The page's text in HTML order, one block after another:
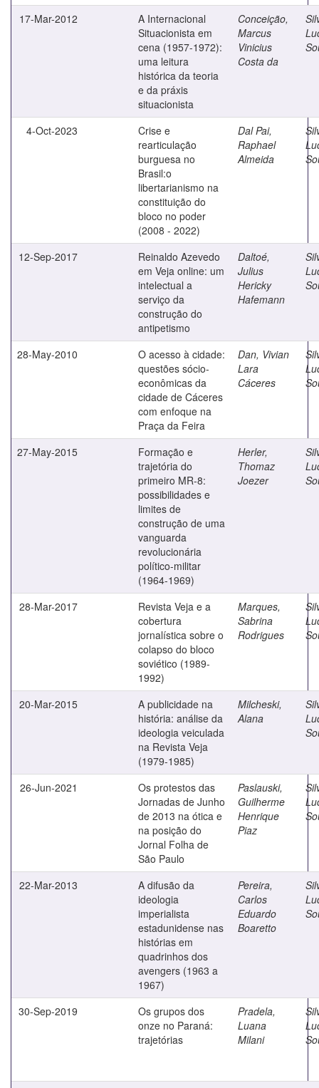
17-Mar-2012
A Internacional
Situacionista em
cena (1957-1972):
uma leitura
histórica da teoria
e da práxis
situacionista
Conceição,
Marcus
Vinicius
Costa da
4-Oct-2023
Crise e
rearticulação
burguesa no
Brasil:o
libertarianismo na
constituição do
bloco no poder
(2008 - 2022)
Dal Pai,
Raphael
Almeida
12-Sep-2017
Reinaldo Azevedo
em Veja online: um
intelectual a
serviço da
construção do
antipetismo
Daltoé,
Julius
Hericky
Hafemann
28-May-2010
O acesso à cidade:
questões sócio-
econômicas da
cidade de Cáceres
com enfoque na
Praça da Feira
Dan, Vivian
Lara
Cáceres
27-May-2015
Formação e
trajetória do
primeiro MR-8:
possibilidades e
limites de
construção de uma
vanguarda
revolucionária
político-militar
(1964-1969)
Herler,
Thomaz
Joezer
28-Mar-2017
Revista Veja e a
cobertura
jornalística sobre o
colapso do bloco
soviético (1989-
1992)
Marques,
Sabrina
Rodrigues
20-Mar-2015
A publicidade na
história: análise da
ideologia veiculada
na Revista Veja
(1979-1985)
Milcheski,
Alana
26-Jun-2021
Os protestos das
Jornadas de Junho
de 2013 na ótica e
na posição do
Jornal Folha de
São Paulo
Paslauski,
Guilherme
Henrique
Piaz
22-Mar-2013
A difusão da
ideologia
imperialista
estadunidense nas
histórias em
quadrinhos dos
avengers (1963 a
1967)
Pereira,
Carlos
Eduardo
Boaretto
30-Sep-2019
Os grupos dos
onze no Paraná:
trajetórias
Pradela,
Luana
Milani